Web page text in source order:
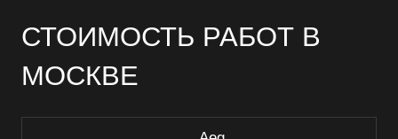
СТОИМОСТЬ РАБОТ В
МОСКВЕ